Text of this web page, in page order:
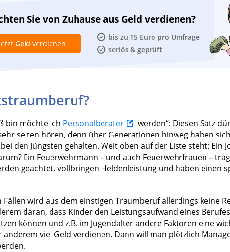
Sie von Zuhause aus Geld verdienen?
bis zu 15 Euro pro Umfrage
seriös & geprüft
Jetzt Geld verdienen
bin möchte ich Personalberater
werden“: Diesen Satz
selten hören, denn über Generationen hinweg haben
den Jüngsten gehalten. Weit oben auf der Liste steht: Ein
Ein Feuerwehrmann – und auch Feuerwehrfrauen –
geachtet, vollbringen Heldenleistung und haben einen
Fällen wird aus dem einstigen Traumberuf allerdings keine
daran, dass Kinder den Leistungsaufwand eines
können und z.B. im Jugendalter andere Faktoren eine
anderem viel Geld verdienen. Dann will man plötzlich
Geld verdienen als